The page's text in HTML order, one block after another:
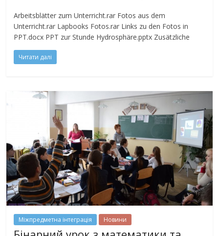
Arbeitsblätter zum Unterricht.rar Fotos aus dem
Unterricht.rar Lapbooks Fotos.rar Links zu den Fotos in
PPT.docx PPT zur Stunde Hydrosphäre.pptx Zusätzliche
Читати далі
Міжпредметна інтеграція Новини